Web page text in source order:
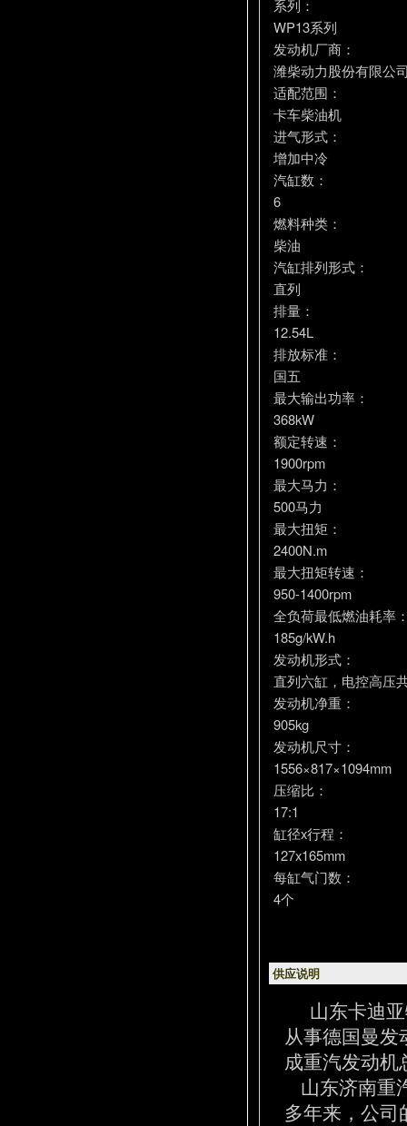
系列：
WP13系列
发动机厂商：
潍柴动力股份有限公
适配范围：
卡车柴油机
进气形式：
增加中冷
汽缸数：
6
燃料种类：
柴油
汽缸排列形式：
直列
排量：
12.54L
排放标准：
国五
最大输出功率：
368kW
额定转速：
1900rpm
最大马力：
500马力
最大扭矩：
2400N.m
最大扭矩转速：
950-1400rpm
全负荷最低燃油耗率
185g/kW.h
发动机形式：
直列六缸，电控高压
发动机净重：
905kg
发动机尺寸：
1556×817×1094mm
压缩比：
17:1
缸径x行程：
127x165mm
每缸气门数：
4个
供应说明
山东卡迪
从事德国曼
成重汽发动机
山东济南重
多年来，公